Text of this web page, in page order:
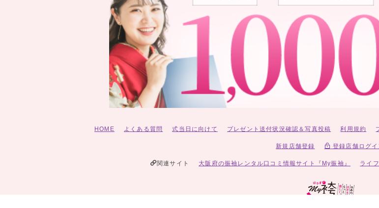
HOME よくある質問 式当日に向けて プレゼント送付状況確認＆写真投稿 利用規約
新規店舗登録 登録店舗ログイ
関連サイト 大阪府の振袖レンタル口コミ情報サイト『My振袖』 ライ